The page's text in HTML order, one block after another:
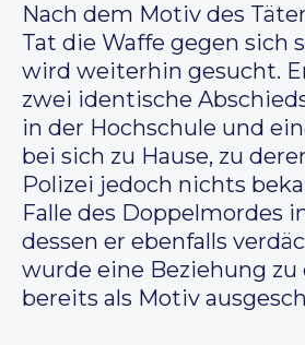
Nach dem Motiv des
Tat die Waffe gegen sich
wird weiterhin gesucht.
zwei identische
in der Hochschule und
bei sich zu Hause, zu
Polizei jedoch nichts
Falle des Doppelmordes
dessen er ebenfalls
wurde eine Beziehung zu
bereits als Motiv